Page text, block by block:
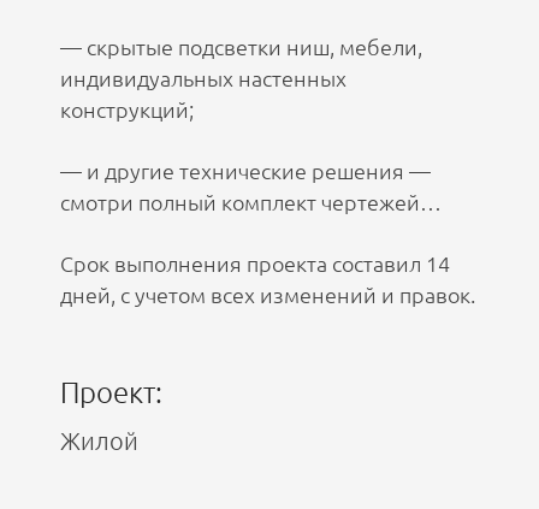
— скрытые подсветки ниш, мебели,
индивидуальных настенных
конструкций;
— и другие технические решения —
смотри полный комплект чертежей…
Срок выполнения проекта составил 14
дней, с учетом всех изменений и правок.
Проект:
Жилой